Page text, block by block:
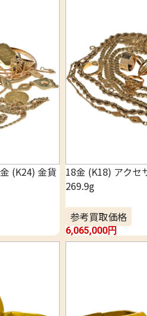
(K24) 金貨
18金 (K18) アクセ
269.9g
参考買取価格
6,065,000円